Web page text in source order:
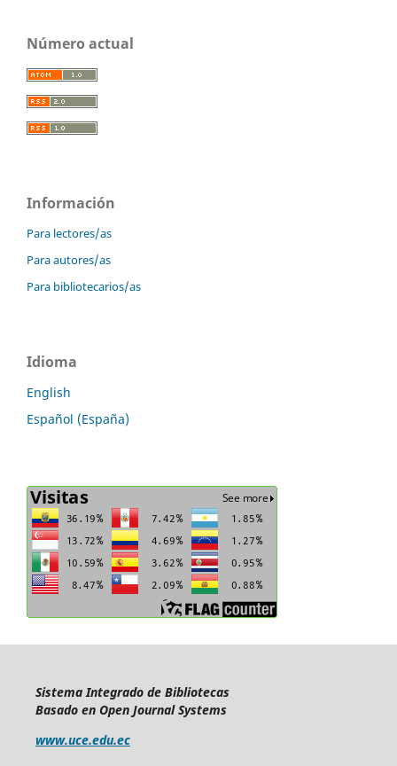
Número actual
Información
Para lectores/as
Para autores/as
Para bibliotecarios/as
Idioma
English
Español (España)
Sistema Integrado de Bibliotecas
Basado en Open Journal Systems
www.uce.edu.ec